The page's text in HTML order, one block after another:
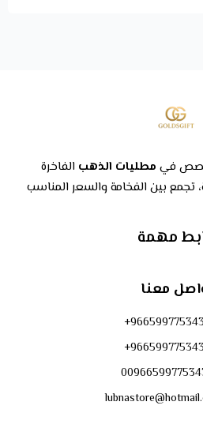
في مطليات الذهب الفاخرة
تجمع بين الفخامة والسعر المناسب
مهمة
معنا
+966599775343
+966599775343